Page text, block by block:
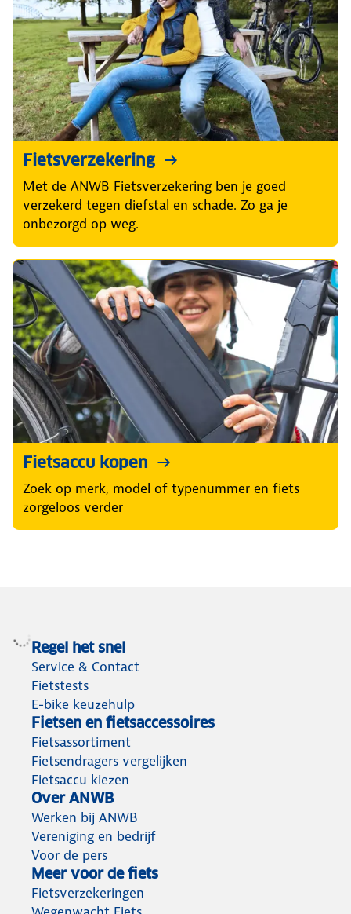
Fietsverzekering
Met de ANWB Fietsverzekering ben je goed
verzekerd tegen diefstal en schade. Zo ga je
onbezorgd op weg.
Fietsaccu kopen
Zoek op merk, model of typenummer en fiets
zorgeloos verder
Regel het snel
Service & Contact
Fietstests
E-bike keuzehulp
Fietsen en fietsaccessoires
Fietsassortiment
Fietsendragers vergelijken
Fietsaccu kiezen
Over ANWB
Werken bij ANWB
Vereniging en bedrijf
Voor de pers
Meer voor de fiets
Fietsverzekeringen